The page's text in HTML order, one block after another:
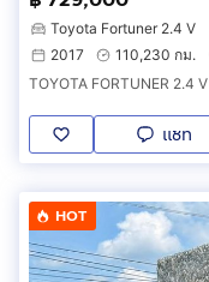
Toyota Fortuner 2.4 V
2017
110,230 กม.
TOYOTA FORTUNER 2.4
แชท
HOT